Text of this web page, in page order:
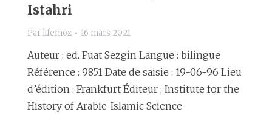
Istahri
Par lifemoz 16 mars 2021
Auteur : ed. Fuat Sezgin Langue : bilingue
Référence : 9851 Date de saisie : 19-06-96 Lieu
d’édition : Frankfurt Éditeur : Institute for the
History of Arabic-Islamic Science